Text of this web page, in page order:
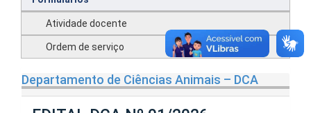
Atividade docente
Ordem de serviço
Departamento de Ciências Animais – DCA